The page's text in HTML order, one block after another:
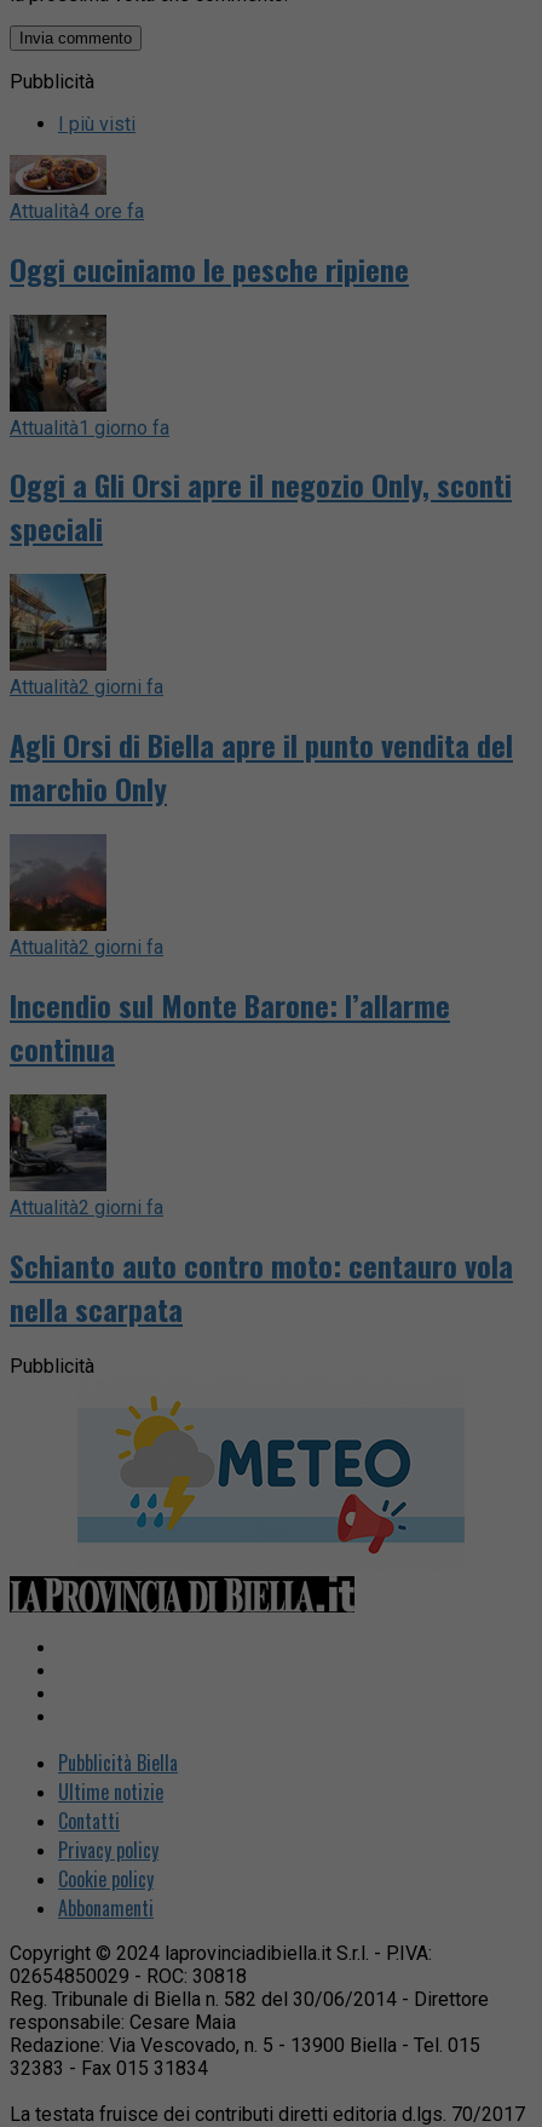
Pubblicità
I più visti
Attualità4 ore fa
Oggi cuciniamo le pesche ripiene
Attualità1 giorno fa
Oggi a Gli Orsi apre il negozio Only, sconti
speciali
Attualità2 giorni fa
Agli Orsi di Biella apre il punto vendita del
marchio Only
Attualità2 giorni fa
Incendio sul Monte Barone: l’allarme
continua
Attualità2 giorni fa
Schianto auto contro moto: centauro vola
nella scarpata
Pubblicità
Pubblicità Biella
Ultime notizie
Contatti
Privacy policy
Cookie policy
Abbonamenti
Copyright © 2024 laprovinciadibiella.it S.r.l. - P.IVA:
02654850029 - ROC: 30818
Reg. Tribunale di Biella n. 582 del 30/06/2014 - Direttore
responsabile: Cesare Maia
Redazione: Via Vescovado, n. 5 - 13900 Biella - Tel. 015
32383 - Fax 015 31834
La testata fruisce dei contributi diretti editoria d.lgs. 70/2017